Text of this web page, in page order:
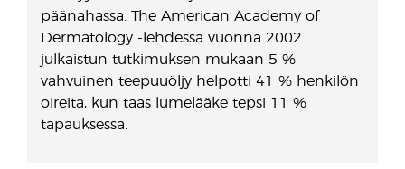
päänahassa. The American Academy of
Dermatology -lehdessä vuonna 2002
julkaistun tutkimuksen mukaan 5 %
vahvuinen teepuuöljy helpotti 41 % henkilön
oireita, kun taas lumelääke tepsi 11 %
tapauksessa.